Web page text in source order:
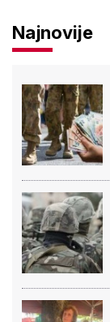
Najnovije